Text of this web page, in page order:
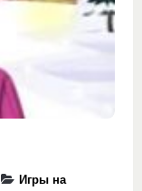
Игры на